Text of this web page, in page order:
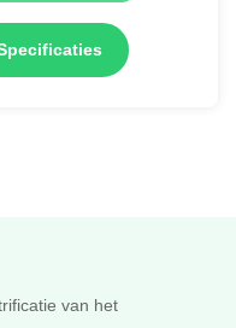
van het